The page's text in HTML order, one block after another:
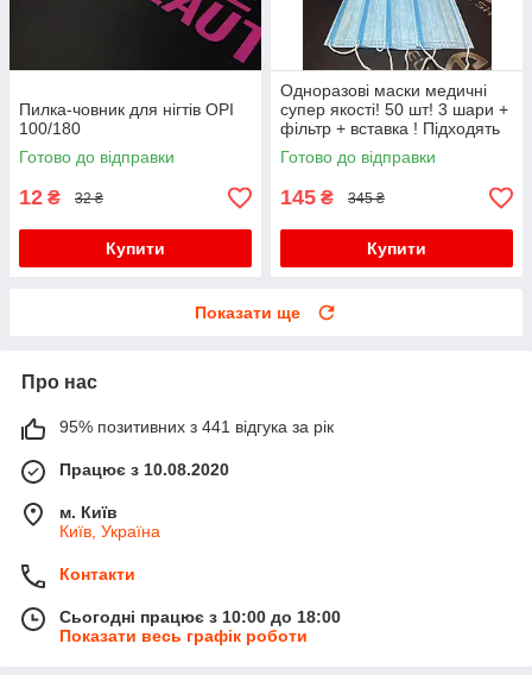
Пилка-човник для нігтів OPI
100/180
Готово до відправки
12 ₴ 32 ₴
Купити
Одноразові маски медичні
супер якості! 50 шт! 3 шари +
фільтр + вставка ! Підходять
дітям для школи!
Готово до відправки
145 ₴ 345 ₴
Купити
Показати ще
Про нас
95% позитивних з 441 відгука за рік
Працює з 10.08.2020
м. Київ
Київ, Україна
Контакти
Сьогодні працює з 10:00 до 18:00
Показати весь графік роботи